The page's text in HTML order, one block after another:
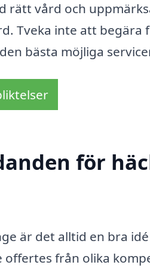
vård och
Tveka inte att
bästa möjliga
för
är det alltid en bra
från olika